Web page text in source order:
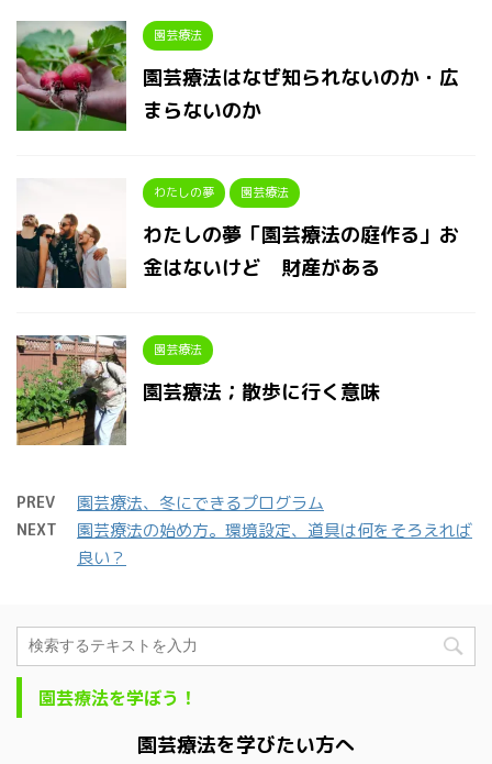
園芸療法
園芸療法はなぜ知られないのか・広
まらないのか
わたしの夢 園芸療法
わたしの夢「園芸療法の庭作る」お
金はないけど 財産がある
園芸療法
園芸療法；散歩に行く意味
PREV 園芸療法、冬にできるプログラム
NEXT
園芸療法の始め方。環境設定、道具は何をそろえれば
良い？
園芸療法を学ぼう！
園芸療法を学びたい方へ